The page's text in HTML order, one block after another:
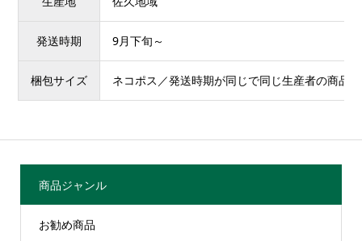
発送時期 9月下旬～
梱包サイズ ネコポス／発送時期が同じで同じ生産者の商品
商品ジャンル
お勧め商品